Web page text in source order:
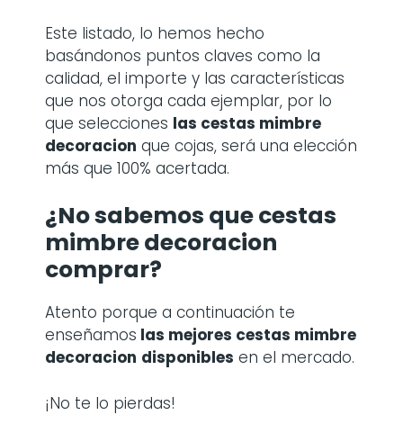
Este listado, lo hemos hecho
basándonos puntos claves como la
calidad, el importe y las características
que nos otorga cada ejemplar, por lo
que selecciones las cestas mimbre
decoracion que cojas, será una elección
más que 100% acertada.
¿No sabemos que cestas
mimbre decoracion
comprar?
Atento porque a continuación te
enseñamos las mejores cestas mimbre
decoracion disponibles en el mercado.
¡No te lo pierdas!